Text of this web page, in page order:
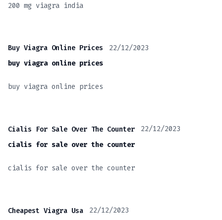
200 mg viagra india
Buy Viagra Online Prices
22/12/2023
buy viagra online prices
buy viagra online prices
Cialis For Sale Over The Counter
22/12/2023
cialis for sale over the counter
cialis for sale over the counter
Cheapest Viagra Usa
22/12/2023